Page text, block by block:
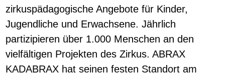
zirkuspädagogische Angebote für Kinder,
Jugendliche und Erwachsene. Jährlich
partizipieren über 1.000 Menschen an den
vielfältigen Projekten des Zirkus. ABRAX
KADABRAX hat seinen festen Standort am